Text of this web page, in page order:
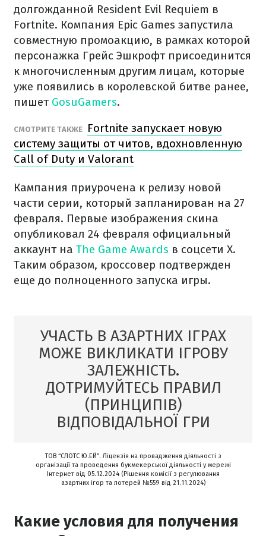
долгожданной Resident Evil Requiem в
Fortnite. Компания Epic Games запустила
совместную промоакцию, в рамках которой
персонажка Грейс Эшкрофт присоединится
к многочисленным другим лицам, которые
уже появились в королевской битве ранее,
пишет GosuGamers.
СМОТРИТЕ ТАКЖЕ
Fortnite запускает новую
систему защиты от читов, вдохновленную
Call of Duty и Valorant
Кампания приурочена к релизу новой
части серии, который запланирован на 27
февраля. Первые изображения скина
опубликовал 24 февраля официальный
аккаунт на The Game Awards в соцсети X.
Таким образом, кроссовер подтвержден
еще до полноценного запуска игры.
УЧАСТЬ В АЗАРТНИХ ІГРАХ
МОЖЕ ВИКЛИКАТИ ІГРОВУ
ЗАЛЕЖНІСТЬ.
ДОТРИМУЙТЕСЬ ПРАВИЛ
(ПРИНЦИПІВ)
ВІДПОВІДАЛЬНОЇ ГРИ
ТОВ “СЛОТС Ю.ЕЙ”. Ліцензія на провадження діяльності з
організації та проведення букмекерської діяльності у мережі
Інтернет від 05.12.2024 (Рішення комісії з регулювання
азартних ігор та лотерей №559 від 21.11.2024)
Какие условия для получения